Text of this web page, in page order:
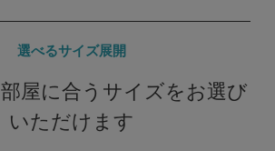
選べるサイズ展開
屋に合うサイズをお選び
いただけます